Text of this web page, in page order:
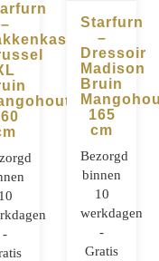
–
10
-
BESTELLEN
Starfurn
–
Dressoir
Madison
Bruin
165
cm
Bezorgd
binnen
10
werkdagen
-
Gratis